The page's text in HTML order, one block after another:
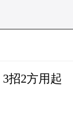
招2方用起